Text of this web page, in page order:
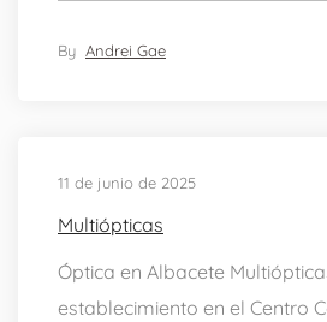
By Andrei Gae
11 de junio de 2025
Multiópticas
Óptica en Albacete
establecimiento en el Centro